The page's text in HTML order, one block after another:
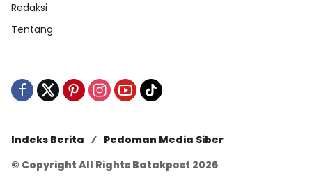
Redaksi
Tentang
Indeks Berita
Pedoman Media Siber
© Copyright All Rights Batakpost 2026